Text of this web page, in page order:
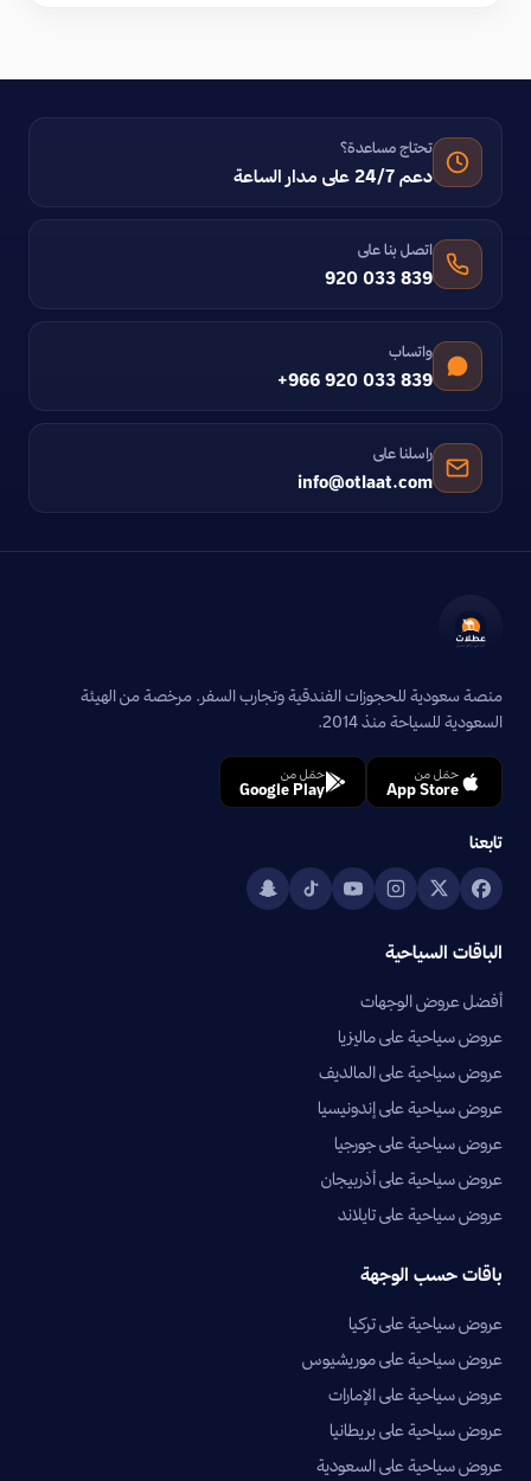
تحتاج مساعدة؟
دعم 24/7 على مدار الساعة
اتصل بنا على
920 033 839
واتساب
+966 920 033 839
راسلنا على
info@otlaat.com
منصة سعودية للحجوزات الفندقية وتجارب السفر. مرخصة من الهيئة
السعودية للسياحة منذ 2014.
حمّل من
App Store
حمّل من
Google Play
تابعنا
الباقات السياحية
أفضل عروض الوجهات
عروض سياحية على ماليزيا
عروض سياحية على المالديف
عروض سياحية على إندونيسيا
عروض سياحية على جورجيا
عروض سياحية على أذربيجان
عروض سياحية على تايلاند
باقات حسب الوجهة
عروض سياحية على تركيا
عروض سياحية على موريشيوس
عروض سياحية على الإمارات
عروض سياحية على بريطانيا
عروض سياحية على السعودية